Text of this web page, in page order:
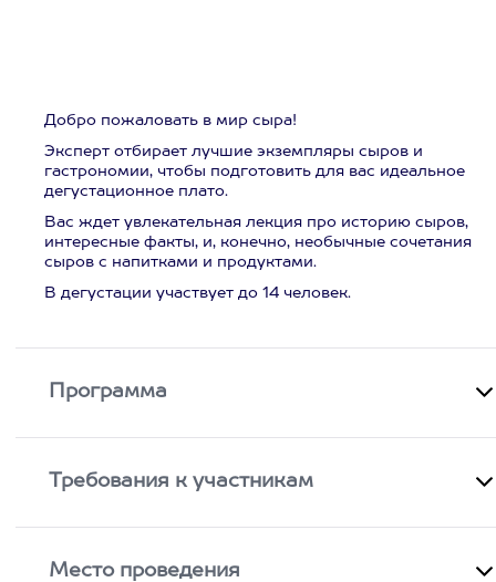
Добро пожаловать в мир сыра!
Эксперт отбирает лучшие экземпляры сыров и
гастрономии, чтобы подготовить для вас идеальное
дегустационное плато.
Вас ждет увлекательная лекция про историю сыров,
интересные факты, и, конечно, необычные сочетания
сыров с напитками и продуктами.
В дегустации участвует до 14 человек.
Программа
Требования к участникам
Место проведения